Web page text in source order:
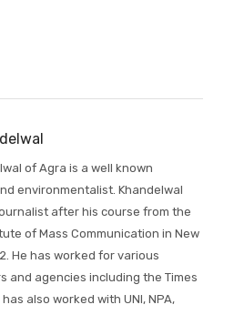
of Agra is a well known
environmentalist. Khandelwal
after his course from the
of Mass Communication in New
He has worked for various
and agencies including the Times
also worked with UNI, NPA,